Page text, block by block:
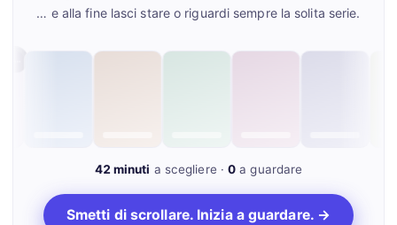
… e alla fine lasci stare o riguardi sempre la solita serie.
42 minuti a scegliere ·0 a guardare
Smetti di scrollare. Inizia a guardare. →